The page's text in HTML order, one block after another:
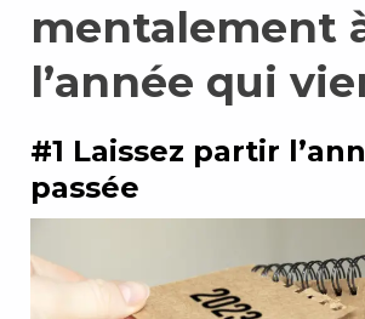
mentalement
l’année qui
#1 Laissez partir
passée